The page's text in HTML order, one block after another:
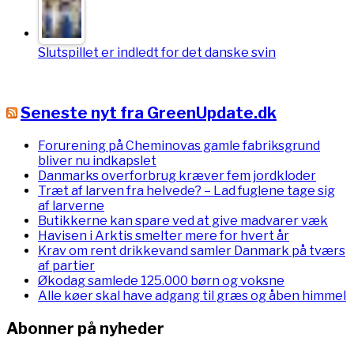
Slutspillet er indledt for det danske svin
Seneste nyt fra GreenUpdate.dk
Forurening på Cheminovas gamle fabriksgrund
bliver nu indkapslet
Danmarks overforbrug kræver fem jordkloder
Træt af larven fra helvede? – Lad fuglene tage sig
af larverne
Butikkerne kan spare ved at give madvarer væk
Havisen i Arktis smelter mere for hvert år
Krav om rent drikkevand samler Danmark på tværs
af partier
Økodag samlede 125.000 børn og voksne
Alle køer skal have adgang til græs og åben himmel
Abonner på nyheder